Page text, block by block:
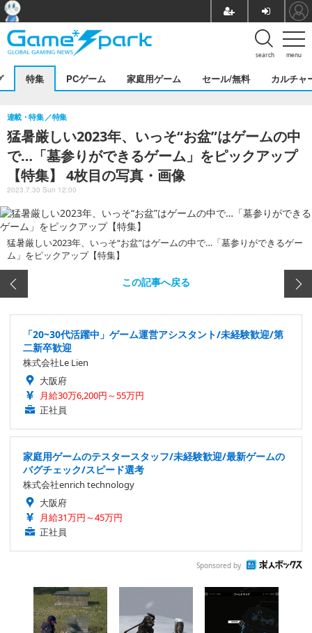
menu
search
特集 PCゲーム 家庭用ゲーム セール/無料 カルチャ
猛暑厳しい2023年、いっそ“お盆”はゲームの中
で…「墓参りができるゲーム」をピックアップ
【特集】 4枚目の写真・画像
連載・特集 特集
2023.7.30 Sun 12:00
猛暑厳しい2023年、いっそ“お盆”はゲームの中で…「墓参りができるゲー
ム」をピックアップ【特集】
この記事へ戻る
「20~30代活躍中」ゲーム運営アシスタント/未経験歓迎/第
二新卒歓迎
株式会社Le Lien
大阪府
月給30万6,200円～55万円
正社員
家庭用ゲームのテスタースタッフ/未経験歓迎/最新ゲームの
バグチェック/スピード選考
株式会社enrich technology
大阪府
月給31万円～45万円
正社員
Sponsored by